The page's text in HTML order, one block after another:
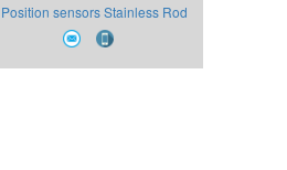
Position sensors Stainless Rod
Threat Flange Can Open Digital
Output- IK4-C